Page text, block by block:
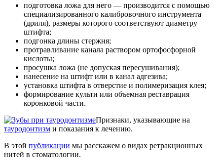
подготовка ложа для него — производится с помощью
специализированного калибровочного инструмента
(дриля), размеры которого соответствуют диаметру
штифта;
подгонка длины стержня;
протравливание канала раствором ортофосфорной
кислоты;
просушка ложа (не допуская пересушивания);
нанесение на штифт или в канал адгезива;
установка штифта в отверстие и полимеризация клея;
формирование культи или объемная реставрация
коронковой части.
Признаки, указывающие на
тауродонтизм и показания к лечению.
В этой публикации мы расскажем о видах ретракционных
нитей в стоматологии.